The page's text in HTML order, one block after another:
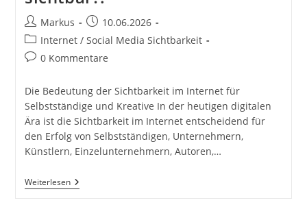
Beitrags-
Autor:
Markus
Beitrag
veröffentlicht:
10.06.2026
Beitrags-
Kategorie:
Internet / Social Media Sichtbarkeit
Beitrags-
0 Kommentare
Die Bedeutung der Sichtbarkeit im Internet für
Selbstständige und Kreative In der heutigen digitalen
Ära ist die Sichtbarkeit im Internet entscheidend für
den Erfolg von Selbstständigen, Unternehmern,
Künstlern, Einzelunternehmern, Autoren,…
WeiterlesenDie
Bedeutung